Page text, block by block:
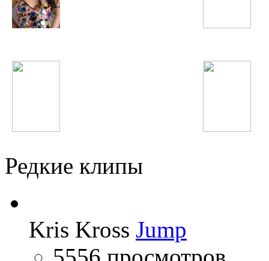
Редкие клипы
Kris Kross Jump